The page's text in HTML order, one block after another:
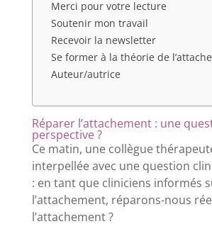
Merci pour votre lecture
Soutenir mon travail
Recevoir la newsletter
Se former à la théorie de
Auteur/autrice
Réparer l’attachement : une
perspective ?
Ce matin, une collègue
interpellée avec une question
: en tant que cliniciens informés
l’attachement, réparons-nous
l’attachement ?